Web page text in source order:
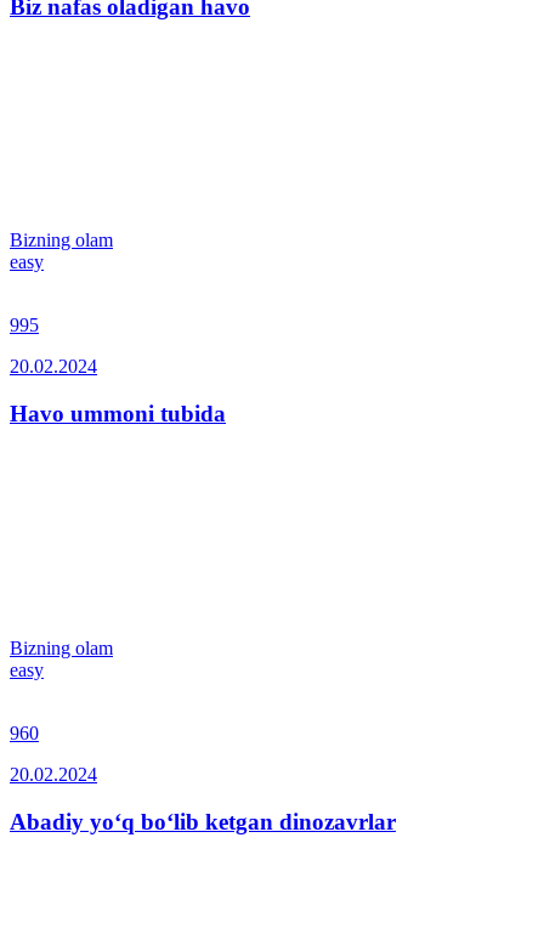
Biz nafas oladigan havo
Bizning olam
easy
995
20.02.2024
Havo ummoni tubida
Bizning olam
easy
960
20.02.2024
Abadiy yo‘q bo‘lib ketgan dinozavrlar